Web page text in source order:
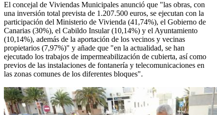
El concejal de Viviendas Municipales anunció que "las obras, con
una inversión total prevista de 1.207.500 euros, se ejecutan con la
participación del Ministerio de Vivienda (41,74%), el Gobierno de
Canarias (30%), el Cabildo Insular (10,14%) y el Ayuntamiento
(10,14%), además de la aportación de los vecinos y vecinas
propietarios (7,97%)" y añade que "en la actualidad, se han
ejecutado los trabajos de impermeabilización de cubierta, así como
previos de las instalaciones de fontanería y telecomunicaciones en
las zonas comunes de los diferentes bloques".